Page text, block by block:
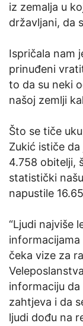
iz zemalja u
državljani, da
Ispričala nam
prinuđeni
to da su neki
našoj zemlji
Što se tiče
Zukić ističe
4.758 obitelji,
statistički
napustile
“Ljudi najviše
čeka vize za
informaciju
zahtjeva i da
ljudi dođu na